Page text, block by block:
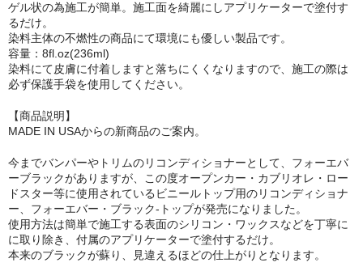
ゲル状の為施工が簡単。施工面を綺麗にしアプリケーターで塗付す
るだけ。
染料主体の不燃性の商品にて環境にも優しい製品です。
容量：8fl.oz(236ml)
染料にて皮膚に付着しますと落ちにくくなりますので、施工の際は
必ず保護手袋を使用してください。
【商品説明】
MADE IN USAからの新商品のご案内。
今までバンパーやトリムのリコンディショナーとして、フォーエバ
ーブラックがありますが、この度オープンカー・カブリオレ・ロー
ドスター等に使用されているビニールトップ用のリコンディショナ
ー、フォーエバー・ブラック-トップが発売になりました。
使用方法は簡単で施工する表面のシリコン・ワックスなどを丁寧に
に取り除き、付属のアプリケーターで塗付するだけ。
本来のブラックが蘇り、見違えるほどの仕上がりとなります。